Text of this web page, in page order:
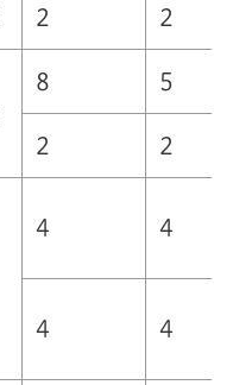
2 2
8 5
2 2
4 4
4 4